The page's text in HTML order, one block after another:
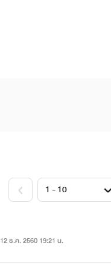
12 ธ.ค. 2560 19:21 น.